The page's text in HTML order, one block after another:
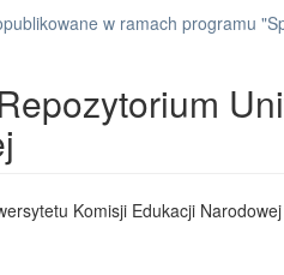
w ramach programu
Komisji Edukacji